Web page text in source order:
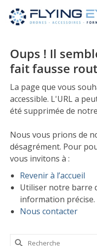
Oups ! Il
fait fausse
La page que vous
accessible. L'URL a
été supprimée de
Nous vous prions de
désagrément. Pour
vous invitons à :
Revenir à l’accueil
Utiliser notre barre
information précise.
Nous contacter
Rechercher :